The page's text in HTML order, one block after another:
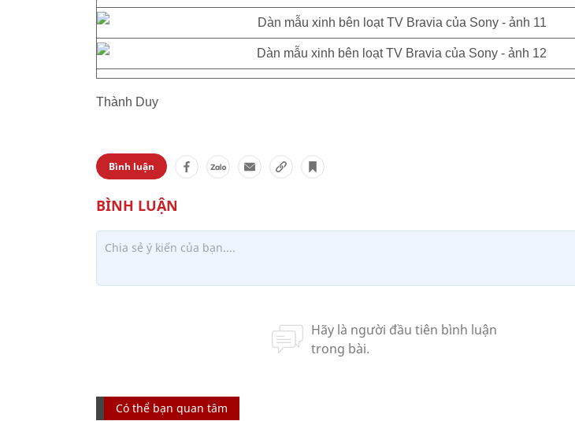
Thành Duy
Bình luận
Có thể bạn quan tâm